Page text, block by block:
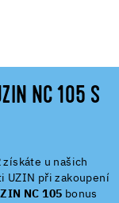
NC 105 S
získáte u našich
UZIN při zakoupení
NC 105 bonus